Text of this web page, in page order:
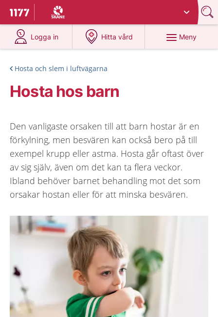
Till startsidan för 1177
Du har valt region
Logga in
på 1177.se
Hitta vård
på 1177.se
Meny
Hosta och slem i luftvägarna
Hosta hos barn
Den vanligaste orsaken till att barn hostar är en
förkylning, men besvären kan också bero på till
exempel krupp eller astma. Hosta går oftast över
av sig själv, även om det kan ta flera veckor.
Ibland behöver barnet behandling mot det som
orsakar hostan eller för att minska besvären.